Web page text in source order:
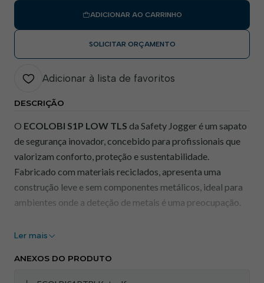
ADICIONAR AO CARRINHO
SOLICITAR ORÇAMENTO
Adicionar à lista de favoritos
DESCRIÇÃO
O ECOLOBI S1P LOW TLS da Safety Jogger é um sapato
de segurança inovador, concebido para profissionais que
valorizam conforto, proteção e sustentabilidade.
Fabricado com materiais reciclados, apresenta uma
construção leve e sem componentes metálicos, ideal para
ambientes onde a deteção de metais é uma preocupação.​
preciso, mesmo com luvas. A biqueira em compósito e a
Ler mais
ANEXOS DO PRODUTO